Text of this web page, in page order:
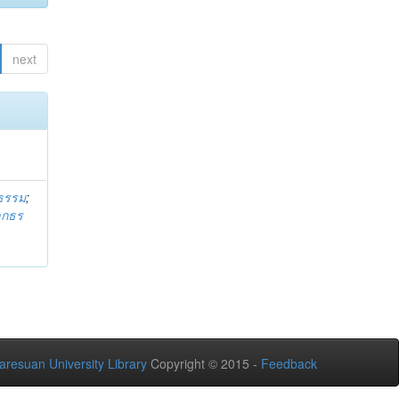
next
รม;
ธร
University Library Copyright © 2015 - Feedback